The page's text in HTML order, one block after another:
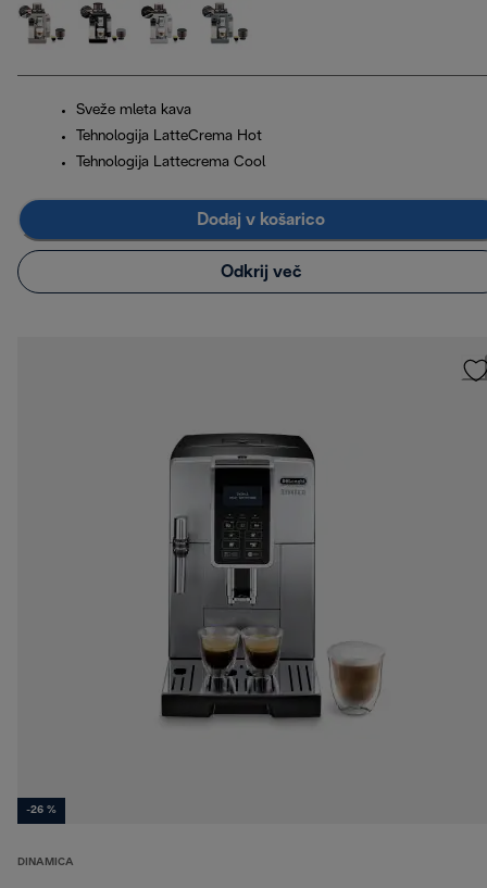
Sveže mleta kava
Tehnologija LatteCrema Hot
Tehnologija Lattecrema Cool
Dodaj v košarico
Odkrij več
-26 %
DINAMICA